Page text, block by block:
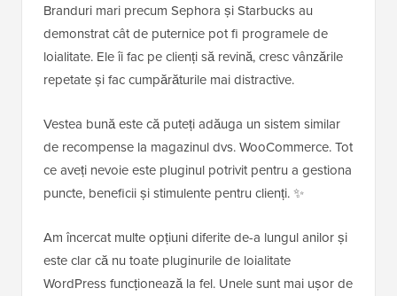
Branduri mari precum Sephora și Starbucks au
demonstrat cât de puternice pot fi programele de
loialitate. Ele îi fac pe clienți să revină, cresc vânzările
repetate și fac cumpărăturile mai distractive.
Vestea bună este că puteți adăuga un sistem similar
de recompense la magazinul dvs. WooCommerce. Tot
ce aveți nevoie este pluginul potrivit pentru a gestiona
puncte, beneficii și stimulente pentru clienți. ✨
Am încercat multe opțiuni diferite de-a lungul anilor și
este clar că nu toate pluginurile de loialitate
WordPress funcționează la fel. Unele sunt mai ușor de